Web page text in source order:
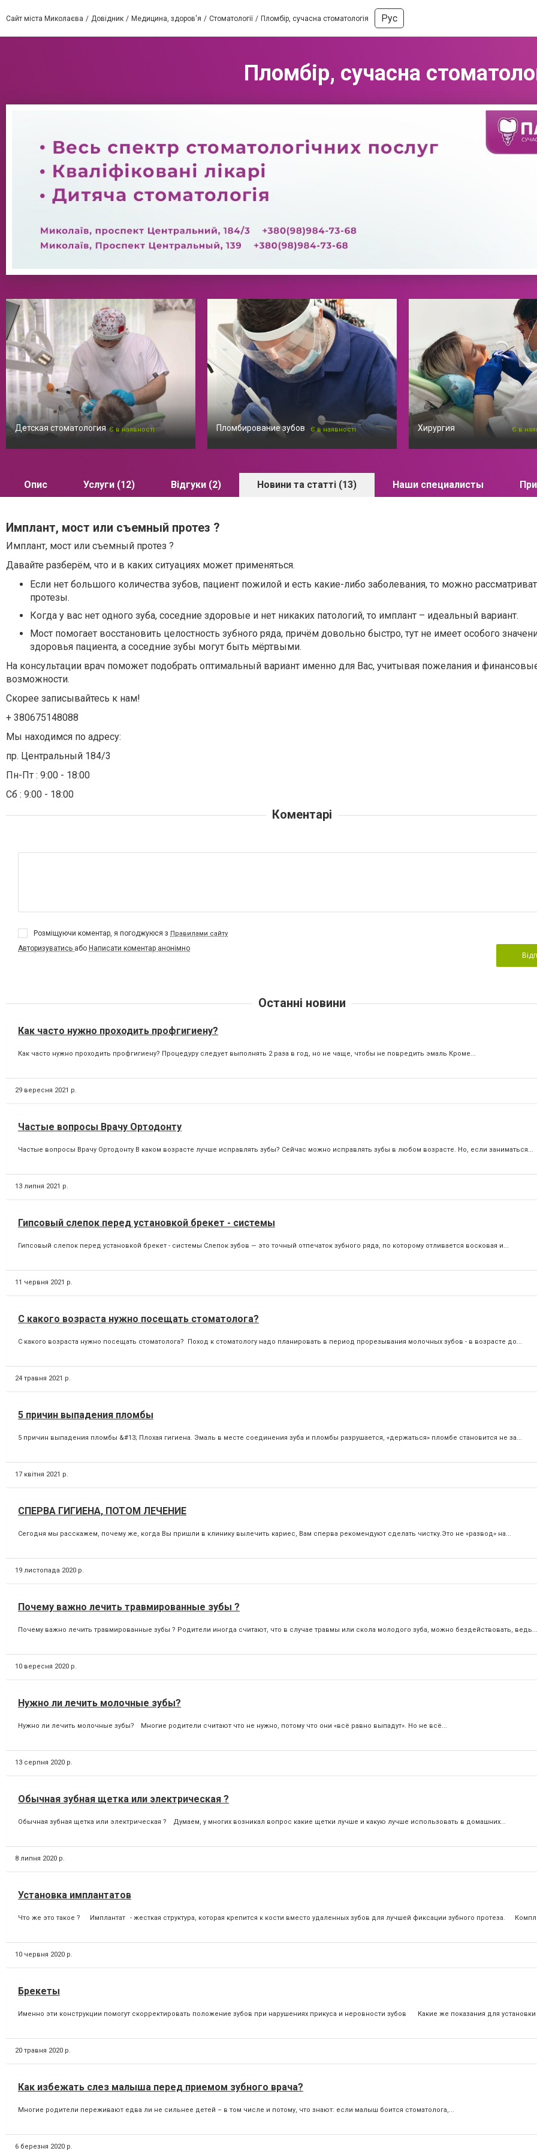
Сайт міста Миколаєва Довідник Медицина, здоров'я Стоматології Пломбір, сучасна стоматологія Рус
Пломбір, сучасна
Детская стоматология Є в наявності Пломбирование зубов Є в наявності Хирургия Є в
Опис Услуги (12) Відгуки (2) Новини та статті (13) Наши специалисты
Имплант, мост или съемный протез ?⁣⁣
Имплант, мост или съемный протез ?⁣⁣
Давайте разберём, что и в каких ситуациях может применяться.⁣⁣⠀
Если нет большого количества зубов, пациент пожилой и есть какие-либо заболевания, то можно
протезы.⁣⁣⠀
⁣⁣Когда у вас нет одного зуба, соседние здоровые и нет никаких патологий, то имплант – идеальный вариант.⁣⁣⠀
⁣⁣Мост помогает восстановить целостность зубного ряда, причём довольно быстро, тут не имеет особого
здоровья пациента, а соседние зубы могут быть мёртвыми.⁣⁣⠀
На консультации врач поможет подобрать оптимальный вариант именно для Вас, учитывая пожелания и
возможности.⁣⁣⠀
Скорее записывайтесь к нам!⠀⠀⠀⠀⠀⠀⠀⠀⠀⠀⠀⠀⠀⠀⠀⠀⠀⠀⠀⠀⁣⁣⠀⁣⁣⠀⠀⠀⠀⠀⠀⠀⠀⠀⠀⠀⠀⠀⁣⁣⠀⁣⁣⠀
+ 380675148088⠀⠀⠀⠀⠀⠀⠀⠀⠀⠀⠀⠀⠀⠀⠀⠀⠀⠀⠀⠀⠀⠀⠀⠀⠀⠀⠀⠀⁣⁣⠀⁣⁣⠀
Мы находимся по адресу:⠀⠀⠀⠀⠀⠀⠀⠀⠀⠀⠀⠀⠀⠀⠀⠀⠀⠀⠀⠀⁣⁣⠀⁣⁣⠀
пр. Центральный 184/3⠀⠀⠀⠀⠀⠀⠀⠀⠀⠀⠀⠀⠀⠀⠀⠀⠀⠀⠀⠀⠀⠀⠀⠀⠀⠀⠀⠀⠀⠀⠀⠀⠀⠀⠀⠀⠀⠀⠀⁣⁣⠀⁣⁣⠀
Пн-Пт : 9:00 - 18:00⁣⁣⠀⁣⁣⠀
Сб : 9:00 - 18:00⠀
Коментарі
Розміщуючи коментар, я погоджуюся з Правилами сайту
Авторизуватись або Написати коментар анонімно
Останні новини
Как часто нужно проходить профгигиену?
Как часто нужно проходить профгигиену? Процедуру следует выполнять 2 раза в год, но не чаще, чтобы не повредить эмаль ⁣⁣Кроме...
29 вересня 2021 р.
Частые вопросы Врачу Ортодонту
Частые вопросы Врачу Ортодонту В каком возрасте лучше исправлять зубы? Сейчас можно исправлять зубы в любом возрасте. Но, если заниматься...
13 липня 2021 р.
Гипсовый слепок перед установкой брекет - системы
Гипсовый слепок перед установкой брекет - системы Слепок зубов — это точный отпечаток зубного ряда, по которому отливается восковая и...
11 червня 2021 р.
С какого возраста нужно посещать стоматолога?
С какого возраста нужно посещать стоматолога? Поход к стоматологу надо планировать в период прорезывания молочных зубов - в возрасте до...
24 травня 2021 р.
5 причин выпадения пломбы
5 причин выпадения пломбы &#13; Плохая гигиена. Эмаль в месте соединения зуба и пломбы разрушается, «держаться» пломбе становится не за...
17 квітня 2021 р.
СПЕРВА ГИГИЕНА, ПОТОМ ЛЕЧЕНИЕ
Сегодня мы расскажем, почему же, когда Вы пришли в клинику вылечить кариес, Вам сперва рекомендуют сделать чистку.Это не «развод» на...
19 листопада 2020 р.
Почему важно лечить травмированные зубы ?⁣⁣
Почему важно лечить травмированные зубы ?⁣⁣ Родители иногда считают, что в случае травмы или скола молодого зуба, можно бездействовать, ведь...
10 вересня 2020 р.
Нужно ли лечить молочные зубы?⁣⁣
Нужно ли лечить молочные зубы?⁣⁣⠀ Многие родители считают что не нужно, потому что они «всё равно выпадут». Но не всё...
13 серпня 2020 р.
Обычная зубная щетка или электрическая ?⁣⁣
Обычная зубная щетка или электрическая ?⁣⁣⠀ ⁣⁣Думаем, у многих возникал вопрос какие щетки лучше и какую лучше использовать в домашних...
8 липня 2020 р.
Установка имплантатов
Что же это такое ?⠀⠀Имплантат⠀- жесткая структура, которая крепится к кости вместо удаленных зубов для лучшей фиксации зубного
10 червня 2020 р.
Брекеты
Именно эти конструкции помогут скорректировать положение зубов при нарушениях прикуса и неровности зубов⠀⠀ Какие же показания для установки
20 травня 2020 р.
Как избежать слез малыша перед приемом зубного врача?
Многие родители переживают едва ли не сильнее детей – в том числе и потому, что знают: если малыш боится стоматолога,...
6 березня 2020 р.